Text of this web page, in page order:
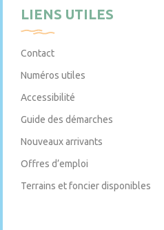
LIENS UTILES
Contact
Numéros utiles
Accessibilité
Guide des démarches
Nouveaux arrivants
Offres d’emploi
Terrains et foncier disponibles